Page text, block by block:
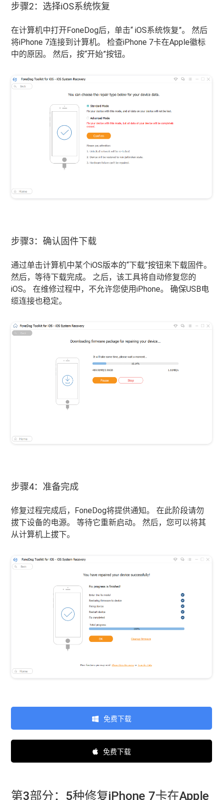
步骤2：选择iOS系统恢复
在计算机中打开FoneDog后，单击“ iOS系统恢复”。 然后
将iPhone 7连接到计算机。 检查iPhone 7卡在Apple徽标
中的原因。 然后，按“开始”按钮。
步骤3：确认固件下载
通过单击计算机中某个iOS版本的“下载”按钮来下载固件。
然后，等待下载完成。 之后，该工具将自动修复您的
iOS。 在维修过程中，不允许您使用iPhone。 确保USB电
缆连接也稳定。
步骤4：准备完成
修复过程完成后，FoneDog将提供通知。 在此阶段请勿
拔下设备的电源。 等待它重新启动。 然后，您可以将其
从计算机上拔下。
免费下载
免费下载
第3部分：5种修复iPhone 7卡在Apple